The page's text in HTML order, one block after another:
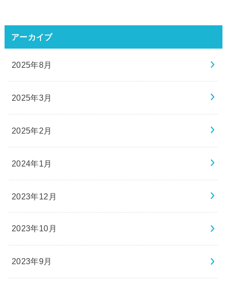
アーカイブ
2025年8月
2025年3月
2025年2月
2024年1月
2023年12月
2023年10月
2023年9月